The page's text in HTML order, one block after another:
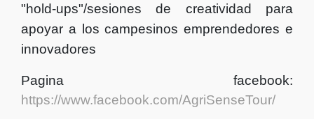
"hold-ups"/sesiones de creatividad para
apoyar a los campesinos emprendedores e
innovadores
Pagina facebook:
https://www.facebook.com/AgriSenseTour/